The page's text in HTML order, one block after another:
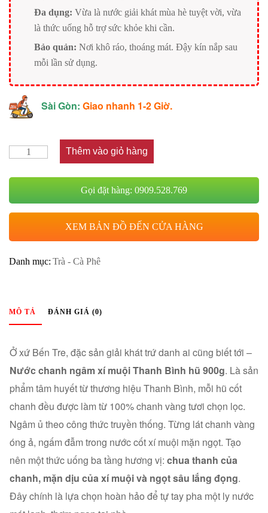
Đa dụng: Vừa là nước giải khát mùa hè tuyệt vời, vừa
là thức uống hỗ trợ sức khỏe khi cần.
Bảo quản: Nơi khô ráo, thoáng mát. Đậy kín nắp sau
mỗi lần sử dụng.
Sài Gòn: Giao nhanh 1-2 Giờ.
Thêm vào giỏ hàng
Gọi đặt hàng: 0909.528.769
XEM BẢN ĐỒ ĐẾN CỬA HÀNG
Danh mục: Trà - Cà Phê
MÔ TẢ ĐÁNH GIÁ (0)
Ở xứ Bến Tre, đặc sản giải khát trứ danh ai cũng biết tới –
Nước chanh ngâm xí muội Thanh Bình hũ 900g. Là sản
phẩm tâm huyết từ thương hiệu Thanh Bình, mỗi hũ cốt
chanh đều được làm từ 100% chanh vàng tươi chọn lọc.
Ngâm ủ theo công thức truyền thống. Từng lát chanh vàng
óng ả, ngấm đẫm trong nước cốt xí muội mặn ngọt. Tạo
nên một thức uống ba tầng hương vị: chua thanh của
chanh, mặn dịu của xí muội và ngọt sâu lắng đọng.
Đây chính là lựa chọn hoàn hảo để tự tay pha một ly nước